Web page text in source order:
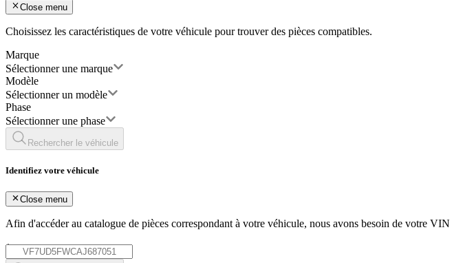
Close menu
Choisissez les caractéristiques de votre véhicule pour trouver des pièces compatibles.
Marque
Sélectionner une marque
Modèle
Sélectionner un modèle
Phase
Sélectionner une phase
Rechercher le véhicule
Identifiez votre véhicule
Close menu
Afin d'accéder au catalogue de pièces correspondant à votre véhicule, nous avons besoin de votre VIN
*